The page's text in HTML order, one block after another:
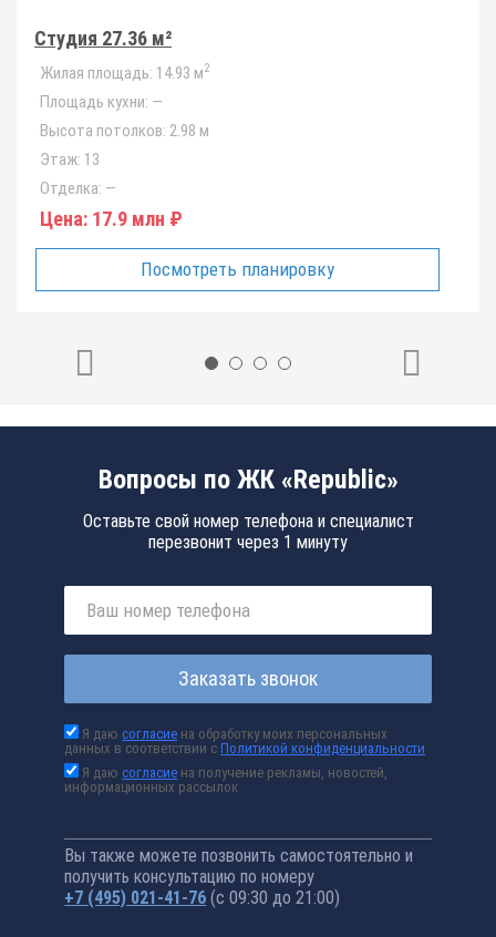
Студия 27.36 м²
Жилая площадь: 14.93 м2
Площадь кухни: —
Высота потолков: 2.98 м
Этаж: 13
Отделка: —
Цена: 17.9 млн ₽
Посмотреть планировку
Вопросы по ЖК «Republic»
Оставьте свой номер телефона и специалист
перезвонит через 1 минуту
Заказать звонок
Я даюсогласие на обработку моих персональных
данных в соответствии сПолитикой конфиденциальности
Я даюсогласие на получение рекламы, новостей,
информационных рассылок
Вы также можете позвонить самостоятельно и
получить консультацию по номеру
+7 (495) 021-41-76 (с 09:30 до 21:00)